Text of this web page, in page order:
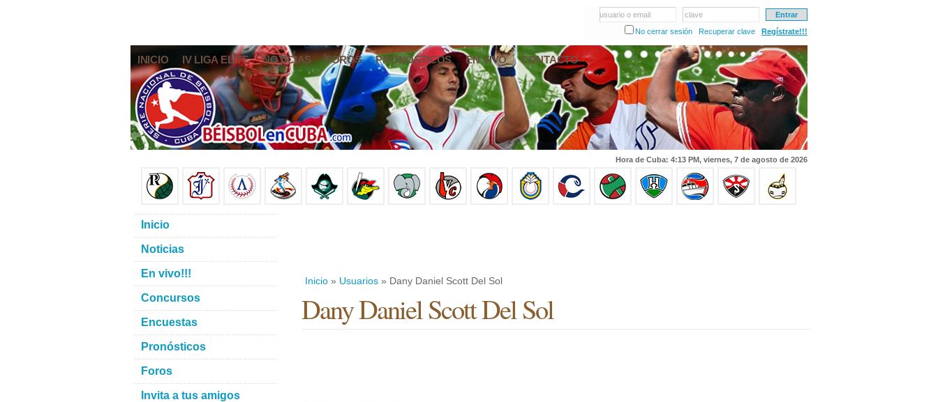
usuario o email
clave
No cerrar sesión
Recuperar clave Regístrate!!!
INICIO IV LIGA ELITE NOTICIAS FOROS PRONÓSTICOS EN VIVO CONTACTO
Hora de Cuba: 4:13 PM, viernes, 7 de agosto de 2026
Inicio » Usuarios » Dany Daniel Scott Del Sol
Dany Daniel Scott Del Sol
Inicio
Noticias
En vivo!!!
Concursos
Encuestas
Pronósticos
Foros
Invita a tus amigos